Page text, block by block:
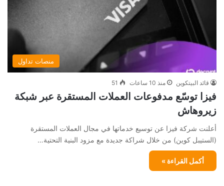
منصات تداول
قائد البيتكوين منذ 10 ساعات 51
فيزا توسّع مدفوعات العملات المستقرة عبر شبكة
زيروهاش
أعلنت شركة فيزا عن توسيع خدماتها في مجال العملات المستقرة
(الستيبل كوين) من خلال شراكة جديدة مع مزود البنية التحتية…
أكمل القراءة »